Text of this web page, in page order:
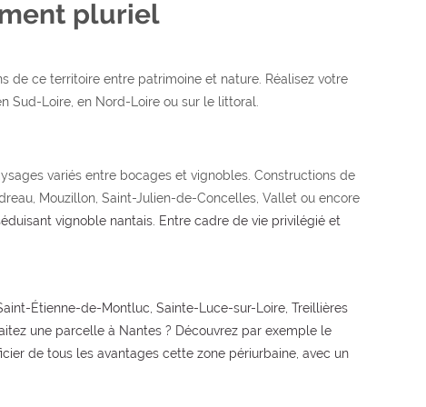
pluriel
de ce territoire entre patrimoine et nature. Réalisez votre
Sud-Loire, en Nord-Loire ou sur le littoral.
variés entre bocages et vignobles. Constructions de
Mouzillon, Saint-Julien-de-Concelles, Vallet ou encore
vignoble nantais. Entre cadre de vie privilégié et
Étienne-de-Montluc, Sainte-Luce-sur-Loire, Treillières
une parcelle à Nantes ? Découvrez par exemple le
de tous les avantages cette zone périurbaine, avec un